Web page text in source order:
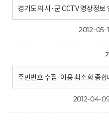
경기도의 시·군 CCTV 영상정보
2012-05-
주민번호 수집·이용 최소화 종합
2012-04-